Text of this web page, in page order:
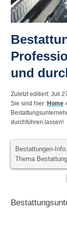
und
Zuletzt editiert: Juli
Sie sind hier: Home
durchführen lassen!
Bestattungen-
Thema